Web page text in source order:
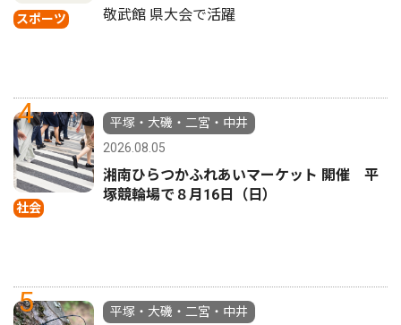
スポーツ
敬武館 県大会で活躍
4
社会
平塚・大磯・二宮・中井
2026.08.05
湘南ひらつかふれあいマーケット 開催 平
塚競輪場で８月16日（日）
5
平塚・大磯・二宮・中井